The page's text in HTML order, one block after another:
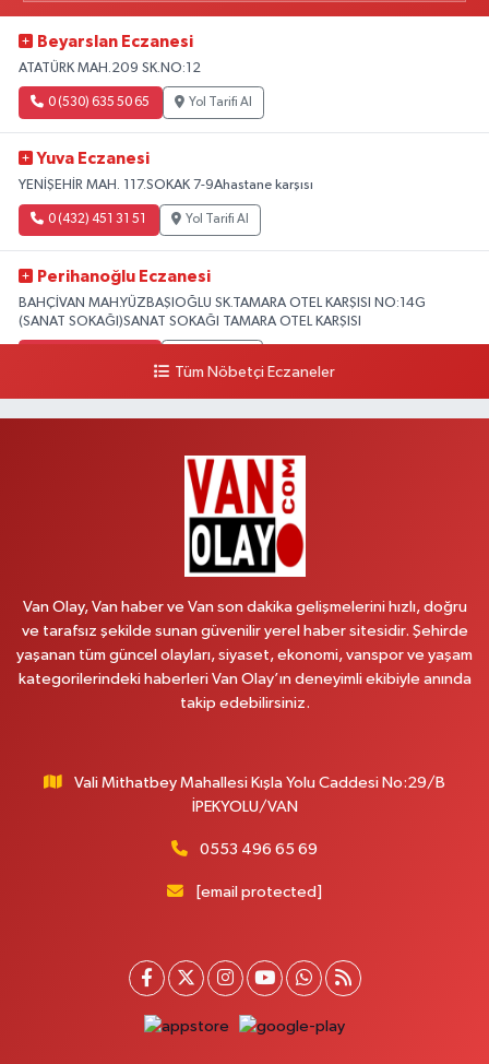
Beyarslan Eczanesi
ATATÜRK MAH.209 SK.NO:12
0 (530) 635 50 65 Yol Tarifi Al
Yuva Eczanesi
YENİŞEHİR MAH. 117.SOKAK 7-9Ahastane karşısı
0 (432) 451 31 51 Yol Tarifi Al
Perihanoğlu Eczanesi
BAHÇİVAN MAH.YÜZBAŞIOĞLU SK.TAMARA OTEL KARŞISI NO:14G
(SANAT SOKAĞI)SANAT SOKAĞI TAMARA OTEL KARŞISI
Yol Tarifi Al
BEYAZIT MAH.ZEYLAN CADDESİ OKYANUS GİYİM YANI NO:1
Afşar Eczanesi
Kazım Karabekir cad.Eski Araştırma Hastanesi karşısı (kent park karşısı )
Gürpınar Eczanesi
Akpınar Mah. Milli Egemenlik Cad.No:7 A
Yol Tarifi Al
0 (432) 215 77 65 Yol Tarifi Al
Ferhat Eczanesi
Tüm Nöbetçi Eczaneler
Van Olay, Van haber ve Van son dakika gelişmelerini hızlı, doğru
ve tarafsız şekilde sunan güvenilir yerel haber sitesidir. Şehirde
yaşanan tüm güncel olayları, siyaset, ekonomi, vanspor ve yaşam
kategorilerindeki haberleri Van Olay’ın deneyimli ekibiyle anında
takip edebilirsiniz.
Vali Mithatbey Mahallesi Kışla Yolu Caddesi No:29/B
İPEKYOLU/VAN
0553 496 65 69
[email protected]